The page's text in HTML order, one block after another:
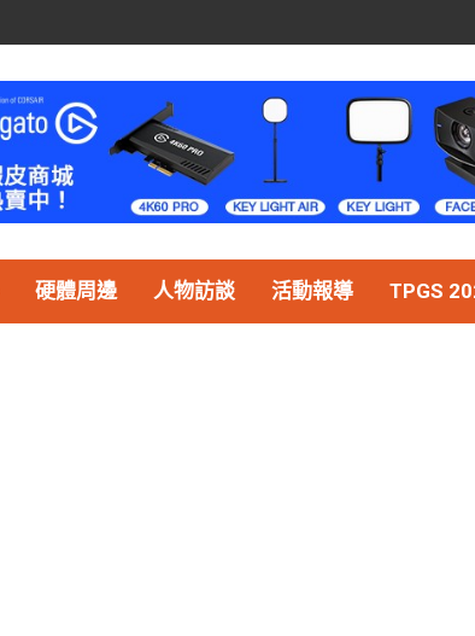
硬體周邊 人物訪談 活動報導 TPGS